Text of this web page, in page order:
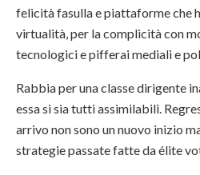
felicità fasulla e piattaforme che
virtualità, per la complicità con
tecnologici e pifferai mediali e
Rabbia per una classe dirigente
essa si sia tutti assimilabili.
arrivo non sono un nuovo inizio
strategie passate fatte da élite